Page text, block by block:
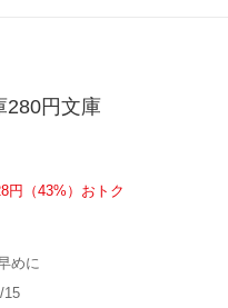
280円文庫
円（43%）おトク
めに
15